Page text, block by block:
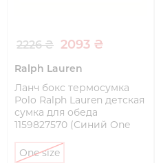
2226 ₴ 2093 ₴
Ralph Lauren
Ланч бокс термосумка
Polo Ralph Lauren детская
сумка для обеда
1159827570 (Синий One
One size